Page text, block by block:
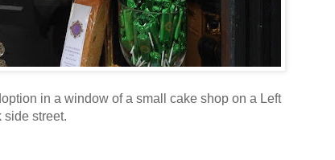
in a window of a small cake shop on a Left
side street.